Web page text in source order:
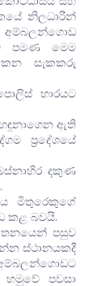
නිලධාරීන්
පමණ මෙම
සැකකරු
භාරයට
ඇති
ප්‍රදේශයේ
දකුණ
මිතුරෙකුගේ
කළ බවයි.
පසුව
ස්ථානයකදී
පවසා